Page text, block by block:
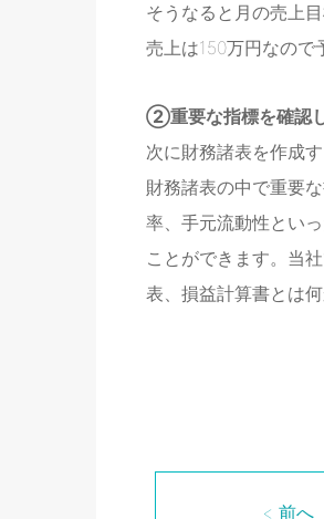
そうなると月の売上
売上は150万円なので
②重要な指標を確認
次に財務諸表を作成
財務諸表の中で重要
率、手元流動性とい
ことができます。当
表、損益計算書とは
< 前へ